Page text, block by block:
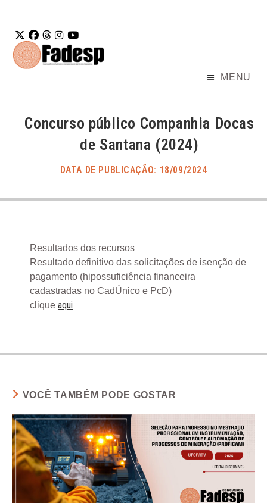
conteúdo
MENU
Concurso público Companhia Docas
de Santana (2024)
DATA DE PUBLICAÇÃO: 18/09/2024
Resultados dos recursos
Resultado definitivo das solicitações de isenção de
pagamento (hipossuficiência financeira
cadastradas no CadÚnico e PcD)
clique aqui
VOCÊ TAMBÉM PODE GOSTAR